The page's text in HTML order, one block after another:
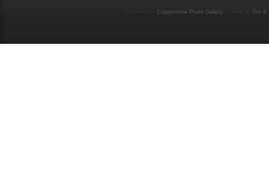
Powered by Coppermine Photo Gallery. Theme by Gin &